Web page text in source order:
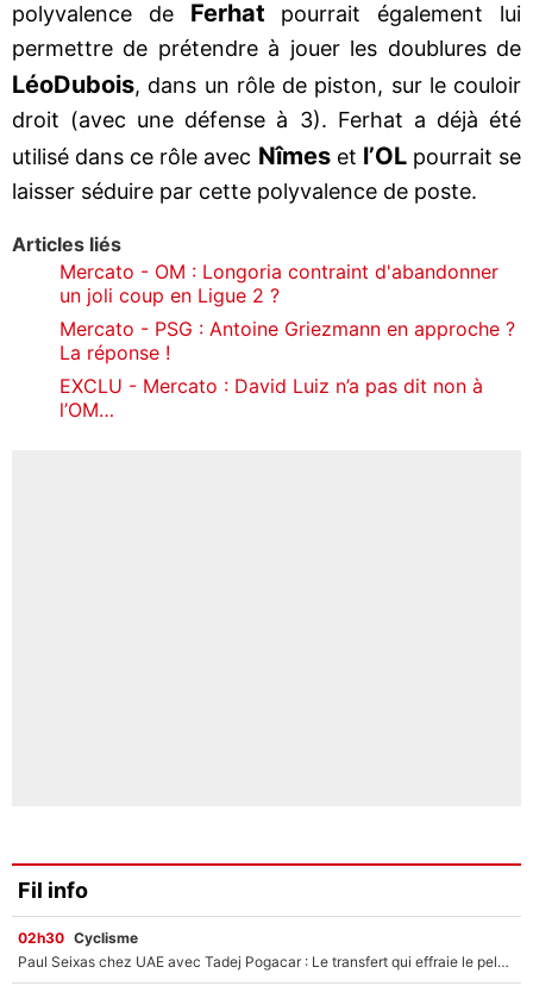
polyvalence de Ferhat pourrait également lui
permettre de prétendre à jouer les doublures de
LéoDubois, dans un rôle de piston, sur le couloir
droit (avec une défense à 3). Ferhat a déjà été
utilisé dans ce rôle avec Nîmeset l’OLpourrait se
laisser séduire par cette polyvalence de poste.
Articles liés
Mercato - OM : Longoria contraint d'abandonner
un joli coup en Ligue 2 ?
Mercato - PSG : Antoine Griezmann en approche ?
La réponse !
EXCLU - Mercato : David Luiz n’a pas dit non à
l’OM…
Fil info
02h30 Cyclisme
Paul Seixas chez UAE avec Tadej Pogacar : Le transfert qui effraie le peloton, «c’est la pire des choses qui puisse arriver»